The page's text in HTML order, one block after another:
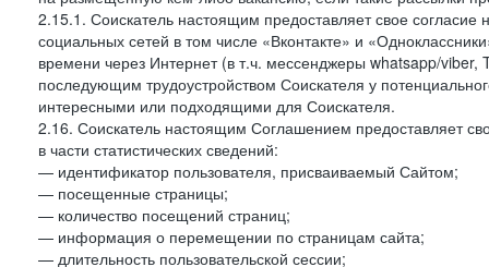
2.15.1. Соискатель настоящим предоставляет свое
социальных сетей в том числе «Вконтакте» и
времени через Интернет (в т.ч. мессенджеры whatsapp/
последующим трудоустройством Соискателя у
интересными или подходящими для Соискателя.
2.16. Соискатель настоящим Соглашением предоставляет
в части статистических сведений:
— идентификатор пользователя, присваиваемый Сайтом;
— посещенные страницы;
— количество посещений страниц;
— информация о перемещении по страницам сайта;
— длительность пользовательской сессии;